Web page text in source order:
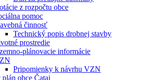
z rozpočtu obce
pomoc
činnosť
Technický popis drobnej stavby
prostredie
plánovacie informácie
Pripomienky k návrhu VZN
obce Čataj